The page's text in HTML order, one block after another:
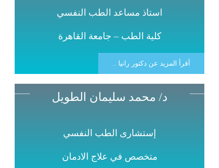
استاذ مساعد الطب النفسي
كلية الطب – جامعة القاهرة
أقرأ المزيد عن دكتور رانيا ..
د/ محمد سليمان الطويل
إستشارى الطب النفسي
متخصص في علاج الادمان